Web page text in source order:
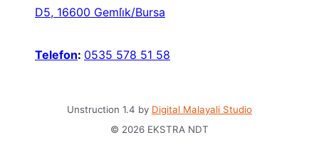
D5, 16600 Gemli̇k/Bursa
Telefon: 0535 578 51 58
Unstruction 1.4 by Digital Malayali Studio
© 2026 EKSTRA NDT